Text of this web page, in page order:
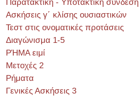
Παρατακτική - Υποτακτική σύνδεση
Ασκήσεις γ΄ κλίσης ουσιαστικών
Τεστ στις ονοματικές προτάσεις
Διαγώνισμα 1-5
ΡΉΜΑ ειμί
Μετοχές 2
Ρήματα
Γενικές Ασκήσεις 3